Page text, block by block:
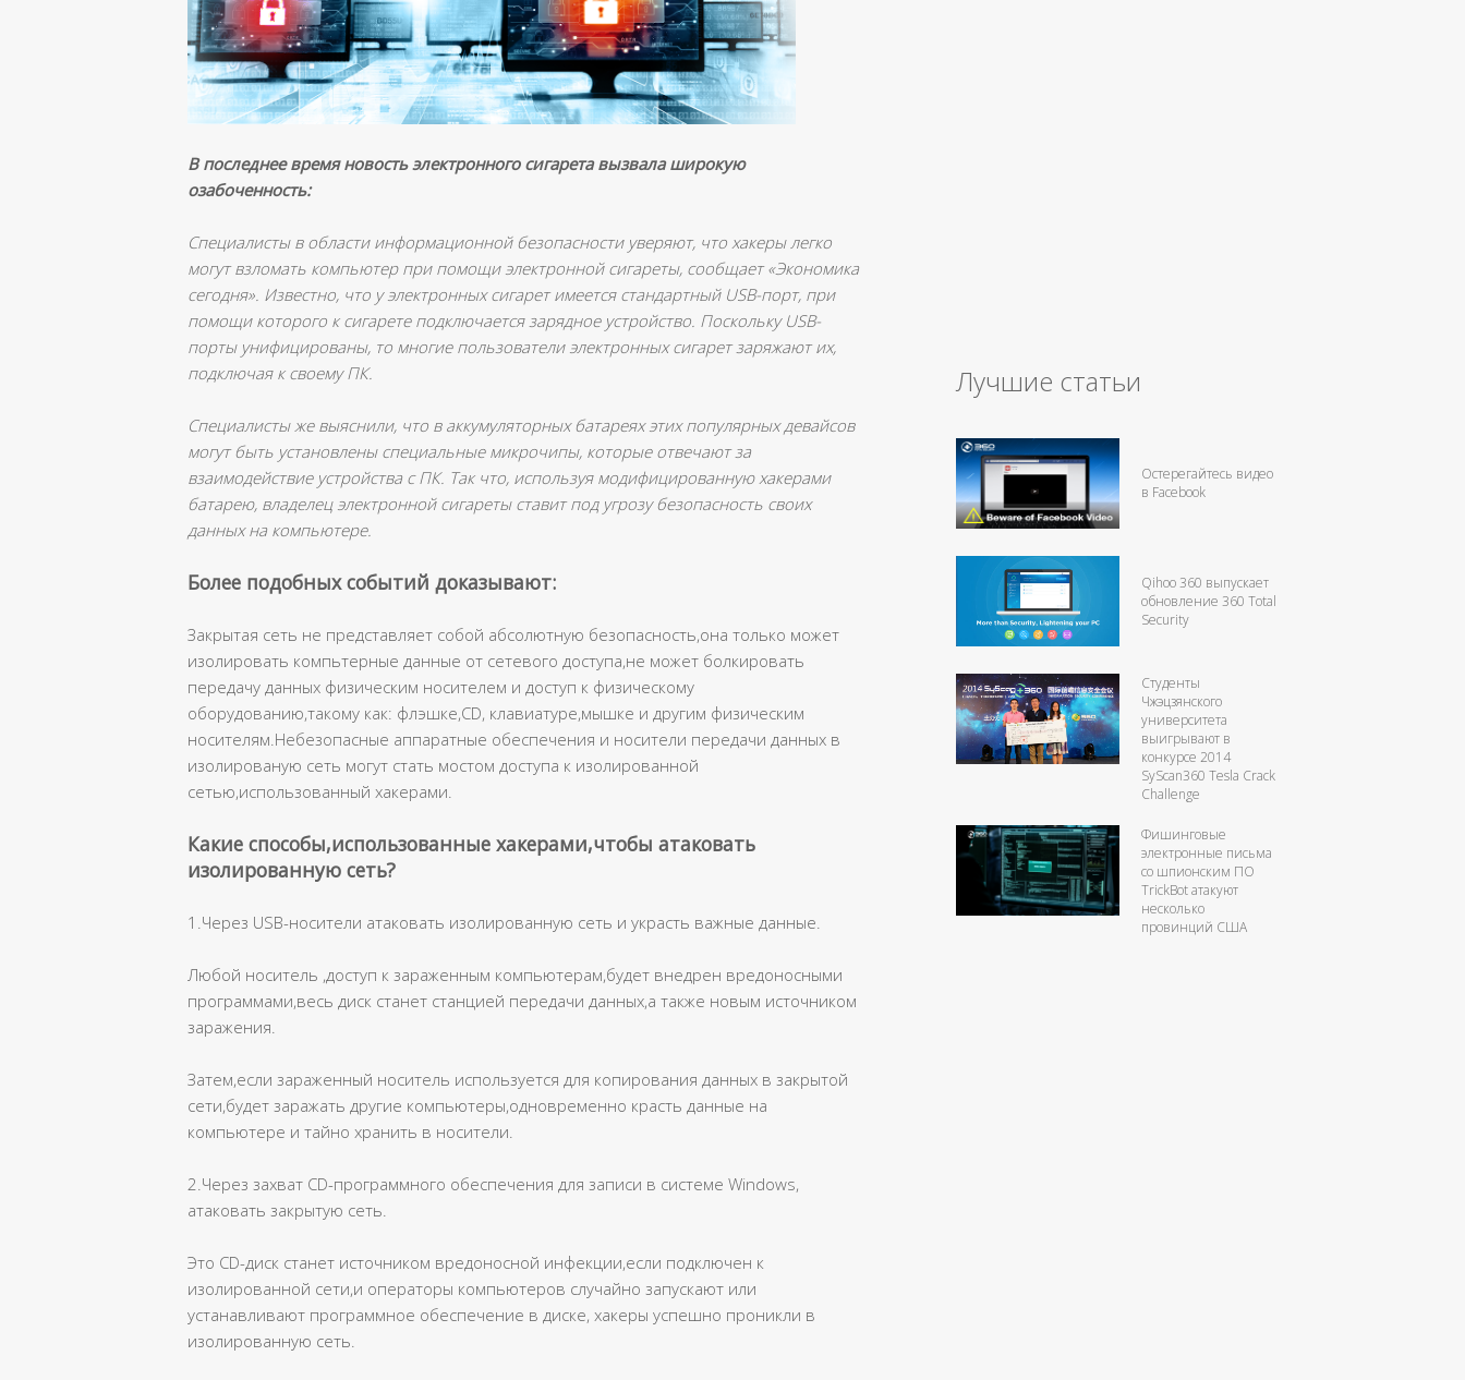
В последнее время новость электронного сигарета вызвала широкую
озабоченность:
Специалисты в области информационной безопасности уверяют, что хакеры легко
могут взломать компьютер при помощи электронной сигареты, сообщает «Экономика
сегодня». Известно, что у электронных сигарет имеется стандартный USB-порт, при
помощи которого к сигарете подключается зарядное устройство. Поскольку USB-
порты унифицированы, то многие пользователи электронных сигарет заряжают их,
подключая к своему ПК.
Специалисты же выяснили, что в аккумуляторных батареях этих популярных девайсов
могут быть установлены специальные микрочипы, которые отвечают за
взаимодействие устройства с ПК. Так что, используя модифицированную хакерами
батарею, владелец электронной сигареты ставит под угрозу безопасность своих
данных на компьютере.
Более подобных событий доказывают:
Закрытая сеть не представляет собой абсолютную безопасность,она только может
изолировать компьтерные данные от сетевого доступа,не может болкировать
передачу данных физическим носителем и доступ к физическому
оборудованию,такому как: флэшке,СD, клавиатуре,мышке и другим физическим
носителям.Небезопасные аппаратные обеспечения и носители передачи данных в
изолированую сеть могут стать мостом доступа к изолированной
сетью,использованный хакерами.
Какие способы,использованные хакерами,чтобы атаковать
изолированную сеть?
1.Через USB-носители атаковать изолированную сеть и украсть важные данные.
Любой носитель ,доступ к зараженным компьютерам,будет внедрен вредоносными
программами,весь диск станет станцией передачи данных,а также новым источником
заражения.
Затем,если зараженный носитель используется для копирования данных в закрытой
сети,будет заражать другие компьютеры,одновременно красть данные на
компьютере и тайно хранить в носители.
2.Через захват CD-программного обеспечения для записи в системе Windows,
атаковать закрытую сеть.
Это CD-диск станет источником вредоносной инфекции,если подключен к
изолированной сети,и операторы компьютеров случайно запускают или
устанавливают программное обеспечение в диске, хакеры успешно проникли в
изолированную сеть.
Лучшие статьи
Остерегайтесь видео
в Facebook
Qihoo 360 выпускает
обновление 360 Total
Security
Студенты
Чжэцзянского
университета
выигрывают в
конкурсе 2014
SyScan360 Tesla Crack
Challenge
Фишинговые
электронные письма
со шпионским ПО
TrickBot атакуют
несколько
провинций США